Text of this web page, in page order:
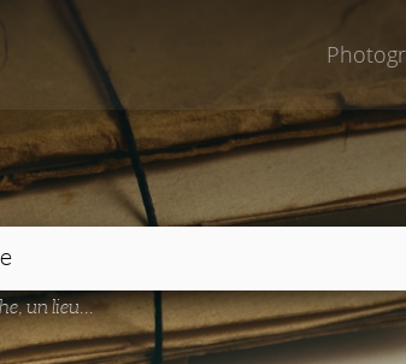
un lieu...